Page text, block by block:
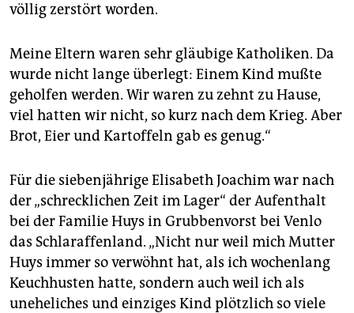
völlig zerstört worden.
Meine Eltern waren sehr gläubige Katholiken. Da
wurde nicht lange überlegt: Einem Kind mußte
geholfen werden. Wir waren zu zehnt zu Hause,
viel hatten wir nicht, so kurz nach dem Krieg. Aber
Brot, Eier und Kartoffeln gab es genug.“
Für die siebenjährige Elisabeth Joachim war nach
der „schrecklichen Zeit im Lager“ der Aufenthalt
bei der Familie Huys in Grubbenvorst bei Venlo
das Schlaraffenland. „Nicht nur weil mich Mutter
Huys immer so verwöhnt hat, als ich wochenlang
Keuchhusten hatte, sondern auch weil ich als
uneheliches und einziges Kind plötzlich so viele